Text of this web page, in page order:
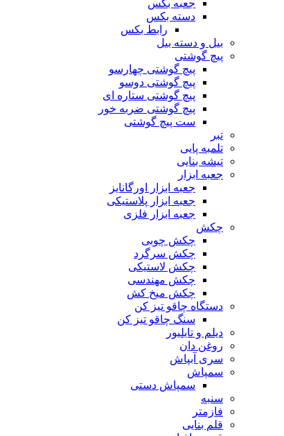
جعبه بکس
دسته بکس
رابط بکس
بیل و دسته بیل
پیچ گوشتی
پیچ گوشتی چهارسو
پیچ گوشتی دوسو
پیچ گوشتی ستاره‌ ای
پیچ گوشتی ضربه خور
ست پیچ گوشتی
تبر
تلمبه پایی
تیشه بنایی
جعبه ابزار
جعبه ابزار اورگانایز
جعبه ابزار پلاستیکی
جعبه ابزار فلزی
چکش
چکش چوبی
چکش سرگرد
چکش لاستیکی
چکش مهندسی
چکش میخ کش
دستگاه چاقو تیز کن
سنگ چاقو تیز کن
دیلم و تایلیور
روغن دان
سری آبپاش
سمپاش
سمپاش دستی
سنبه
فازمتر
قلم بنایی